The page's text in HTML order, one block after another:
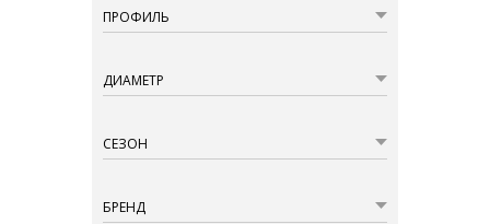
ПРОФИЛЬ
ДИАМЕТР
СЕЗОН
БРЕНД